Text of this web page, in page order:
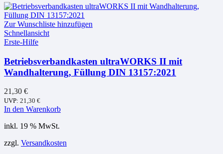
Zur Wunschliste hinzufügen
Schnellansicht
Erste-Hilfe
Betriebsverbandkasten ultraWORKS II mit
Wandhalterung, Füllung DIN 13157:2021
21,30 €
UVP: 21,30 €
In den Warenkorb
inkl. 19 % MwSt.
zzgl. Versandkosten